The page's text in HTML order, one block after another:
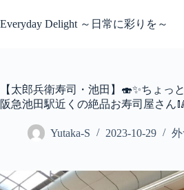
ン
ス
キ
Everyday Delight ～日常に彩りを～
【太郎兵衛寿司・池田】🍣✨ちょっ
阪急池田駅近くの絶品お寿司屋さん
Yutaka-S 2023-10-29